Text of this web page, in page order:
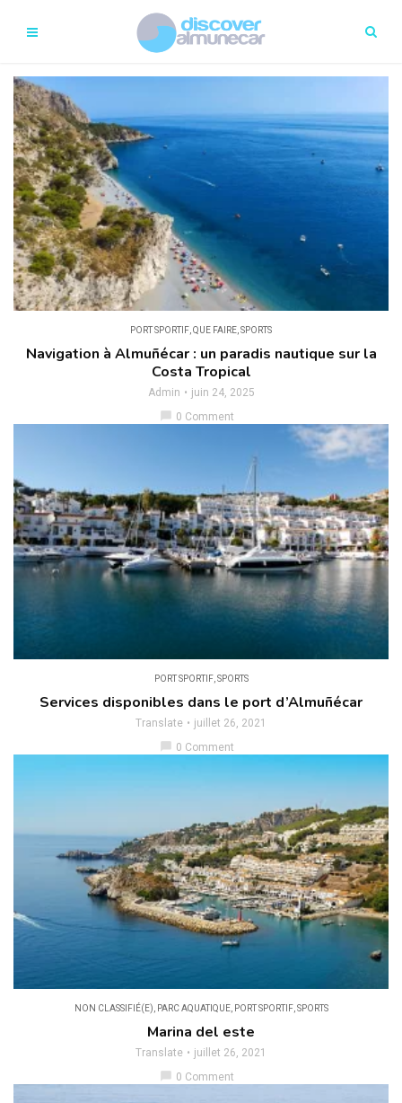
PORT SPORTIF,QUE FAIRE,SPORTS
Navigation à Almuñécar : un paradis nautique sur la
Costa Tropical
Admin
juin 24, 2025
chat_bubble 0 Comment
PORT SPORTIF, SPORTS
Services disponibles dans le port d’Almuñécar
Translate
juillet 26, 2021
0 Comment
NON CLASSIFIÉ(E) PARC AQUATIQUE, PORT SPORTIF, SPORTS
Marina del este
Translate
juillet 26, 2021
0 Comment